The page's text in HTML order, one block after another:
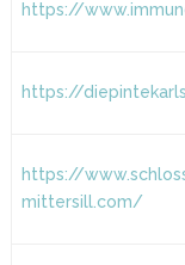
https://
https://
https://
mittersill.com/